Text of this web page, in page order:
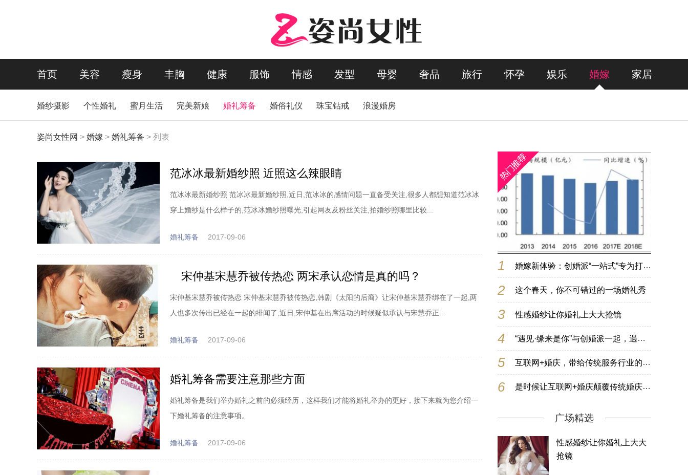
首页 美容 瘦身 丰胸 健康 服饰 情感 发型 母婴 奢品 旅行 怀孕 娱乐 婚嫁 家居
婚纱摄影 个性婚礼 蜜月生活 完美新娘 婚礼筹备 婚俗礼仪 珠宝钻戒 浪漫婚房
姿尚女性网 > 婚嫁 > 婚礼筹备 > 列表
范冰冰最新婚纱照 近照这么辣眼睛
范冰冰最新婚纱照 范冰冰最新婚纱照,近日,范冰冰的感情问题一直备受关注,很多人都想知道范冰冰
穿上婚纱是什么样子的,范冰冰婚纱照曝光,引起网友及粉丝关注,拍婚纱照哪里比较...
婚礼筹备 2017-09-06
宋仲基宋慧乔被传热恋 两宋承认恋情是真的吗？
宋仲基宋慧乔被传热恋 宋仲基宋慧乔被传热恋,韩剧《太阳的后裔》让宋仲基宋慧乔绑在了一起,两
人也多次传出已经在一起的绯闻了,近日,宋仲基在出席活动的时候疑似承认与宋慧乔正...
婚礼筹备 2017-09-06
婚礼筹备需要注意那些方面
婚礼筹备是我们举办婚礼之前的必须经历，这样我们才能将婚礼举办的更好，接下来就为您介绍一
下婚礼筹备的注意事项。
婚礼筹备 2017-09-06
1 婚嫁新体验：创婚派“一站式”专为打造完美婚礼而生
2 这个春天，你不可错过的一场婚礼秀
3 性感婚纱让你婚礼上大大抢镜
4 “遇见·缘来是你”与创婚派一起，遇见你的美好
5 互联网+婚庆，带给传统服务行业的新思考
6 是时候让互联网+婚庆颠覆传统婚庆行业了
广场精选
性感婚纱让你婚礼上大大
抢镜